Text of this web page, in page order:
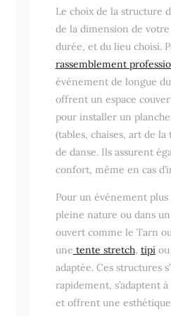
Le choix de la structure
de la dimension de
durée, et du lieu choisi.
rassemblement
événement de longue
offrent un espace
pour installer un
(tables, chaises, art de
de danse. Ils assurent
confort, même en cas
Pour un événement
pleine nature ou dans
ouvert comme le Tarn
une tente stretch, tipiou
adaptée. Ces structures
rapidement, s’adaptent
et offrent une